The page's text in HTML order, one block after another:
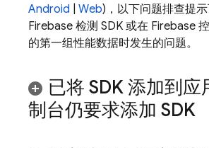
Android
Web)，以下问题排查提
Firebase 检测 SDK 或在 Firebase
的第一组性能数据时发生的问题。
已将 SDK 添加到应
制台仍要求添加 SDK